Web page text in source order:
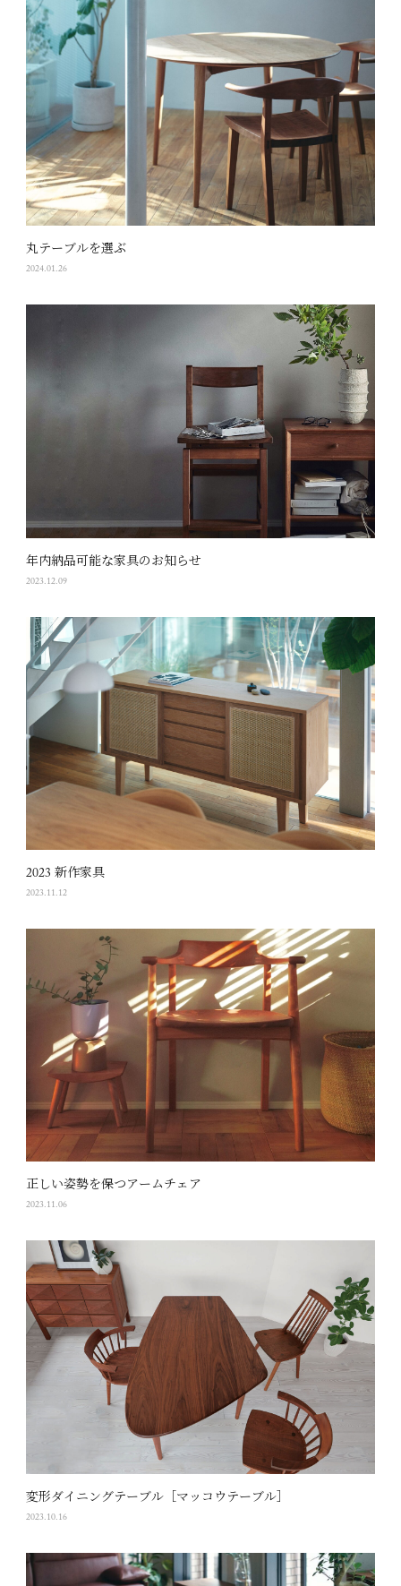
丸テーブルを選ぶ
2024.01.26
年内納品可能な家具のお知らせ
2023.12.09
2023 新作家具
2023.11.12
正しい姿勢を保つアームチェア
2023.11.06
変形ダイニングテーブル［マッコウテーブル］
2023.10.16